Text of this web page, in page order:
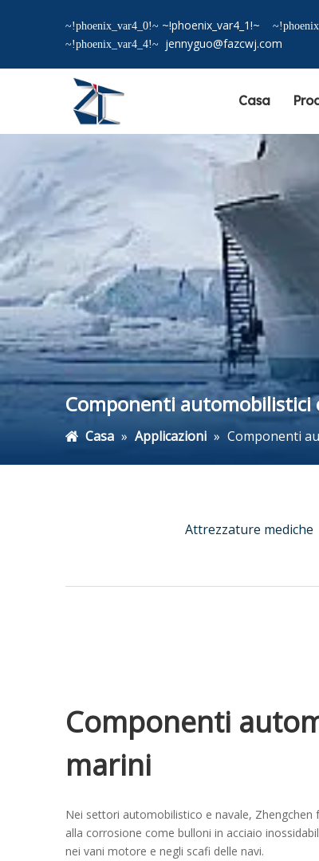
~!phoenix_var4_0!~ ~!phoenix_var4_1!~
~!phoenix_var4_4!~ jennyguo@fazcwj.com
Casa
Componenti automobilistici
Casa » Applicazioni » Componenti
Attrezzature mediche
Componenti
marini
Nei settori automobilistico e navale,
alla corrosione come bulloni in acciaio
nei vani motore e negli scafi delle navi.